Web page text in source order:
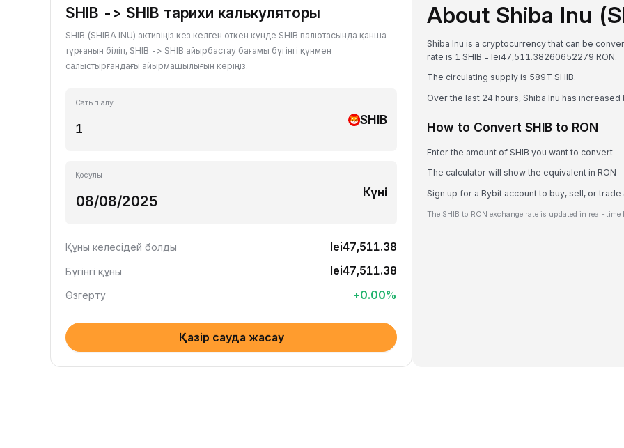
SHIB -> SHIB тарихи калькуляторы
SHIB (SHIBA INU) активіңіз кез келген өткен күнде SHIB валютасында қанша
тұрғанын біліп, SHIB -> SHIB айырбастау бағамы бүгінгі құнмен
салыстырғандағы айырмашылығын көріңіз.
Сатып алу
SHIB
Қосулы
Күні
Құны келесідей болды lei47,511.38
Бүгінгі құны lei47,511.38
Өзгерту +0.00%
Қазір сауда жасау
About Shiba Inu
Shiba Inu is a cryptocurrency that can be
rate is 1 SHIB = lei47,511.38260652279 RON.
The circulating supply is 589T SHIB.
Over the last 24 hours, Shiba Inu has increased
How to Convert SHIB to RON
Enter the amount of SHIB you want to convert
The calculator will show the equivalent in RON
Sign up for a Bybit account to buy, sell, or trade
The SHIB to RON exchange rate is updated in real-time